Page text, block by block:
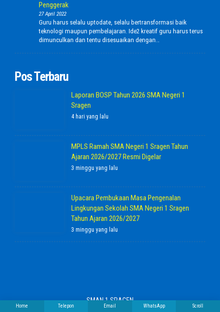
Penggerak
27 April 2022
Guru harus selalu uptodate, selalu bertransformasi baik
teknologi maupun pembelajaran. Ide2 kreatif guru harus terus
dimunculkan dan tentu disesuaikan dengan…
Pos Terbaru
Laporan BOSP Tahun 2026 SMA Negeri 1
Sragen
4 hari yang lalu
MPLS Ramah SMA Negeri 1 Sragen Tahun
Ajaran 2026/2027 Resmi Digelar
3 minggu yang lalu
Upacara Pembukaan Masa Pengenalan
Lingkungan Sekolah SMA Negeri 1 Sragen
Tahun Ajaran 2026/2027
3 minggu yang lalu
SMAN 1 SRAGEN
Home Telepon Email WhatsApp Scroll